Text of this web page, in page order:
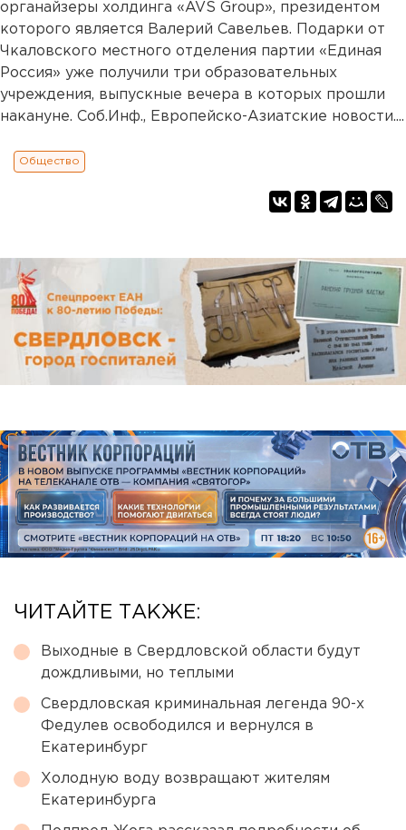
органайзеры холдинга «AVS Group», президентом
которого является Валерий Савельев. Подарки от
Чкаловского местного отделения партии «Единая
Россия» уже получили три образовательных
учреждения, выпускные вечера в которых прошли
накануне. Соб.Инф., Европейско-Азиатские новости....
Общество
ЧИТАЙТЕ ТАКЖЕ:
Выходные в Свердловской области будут
дождливыми, но теплыми
Свердловская криминальная легенда 90-х
Федулев освободился и вернулся в
Екатеринбург
Холодную воду возвращают жителям
Екатеринбурга